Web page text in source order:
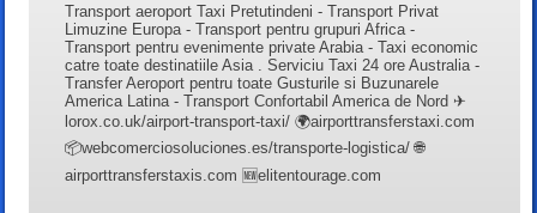
Transport aeroport Taxi Pretutindeni - Transport Privat
Limuzine Europa - Transport pentru grupuri Africa -
Transport pentru evenimente private Arabia - Taxi economic
catre toate destinatiile Asia . Serviciu Taxi 24 ore Australia -
Transfer Aeroport pentru toate Gusturile si Buzunarele
America Latina - Transport Confortabil America de Nord ✈
lorox.co.uk/airport-transport-taxi/ 🌍airporttransferstaxi.com
📦webcomerciosoluciones.es/transporte-logistica/ 🌐
airporttransferstaxis.com 🆕elitentourage.com